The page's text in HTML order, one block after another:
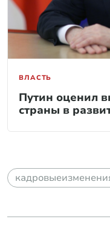
ВЛАСТЬ
Путин оценил
страны в